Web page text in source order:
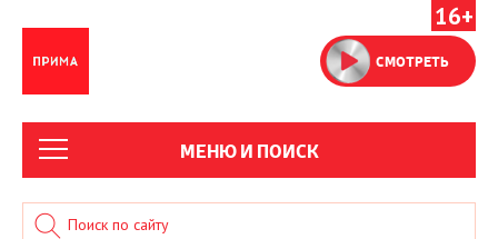
16+
СМОТРЕТЬ
МЕНЮ И ПОИСК